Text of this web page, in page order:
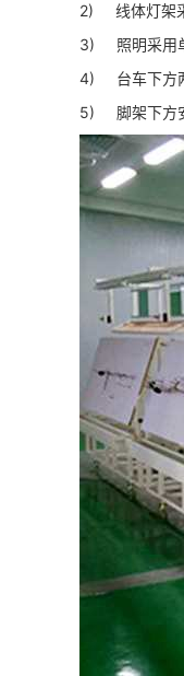
2) 线体灯架
3) 照明采用单
4) 台车下方两
5) 脚架下方安